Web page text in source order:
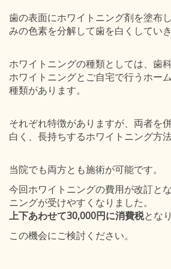
歯の表面にホワイトニング剤を塗布
みの色素を分解して歯を白くしていき
ホワイトニングの種類としては、歯
ホワイトニングとご自宅で行うホー
種類があります。
それぞれ特徴がありますが、両者を
白く、長持ちするホワイトニング方法
当院でも両方とも施術が可能です。
今回ホワイトニングの費用が改訂と
ニングが受けやすくなりました。
上下あわせて30,000円に消費税とな
この機会にご検討ください。